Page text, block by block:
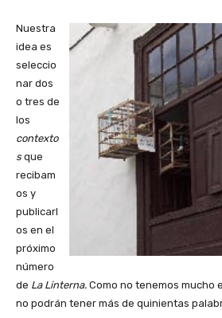
Nuestra
idea es
seleccio
nar dos
o tres de
los
contexto
s que
recibam
os y
publicarl
os en el
próximo
número
de La Linterna. Como no tenemos mucho
no podrán tener más de quinientas